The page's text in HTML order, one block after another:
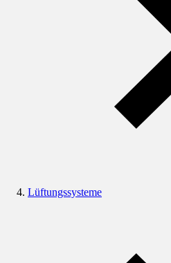
Lüftungssysteme